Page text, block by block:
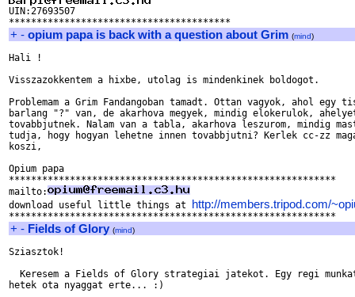
+ - opium papa is back with a question about Grim (mind)
Hali !
Visszazokkentem a hixbe, utolag is mindenkinek boldogot.
Problemam a Grim Fandangoban tamadt. Ottan vagyok, ahol egy
barlang "?" van, de akarhova megyek, mindig elokerulok,
tovabbjutnek. Nalam van a tabla, akarhova leszurom, mindig
tudja, hogy hogyan lehetne innen tovabbjutni? Kerlek cc-zz
koszi,
Opium papa
***********************************************************
mailto:
download useful little things at http://members.tripod.com/
+ - Fields of Glory (mind)
Sziasztok!
Keresem a Fields of Glory strategiai jatekot. Egy regi
hetek ota nyaggat erte... :)